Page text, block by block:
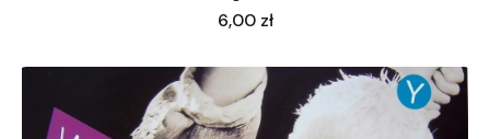
Cena
6,00 zł